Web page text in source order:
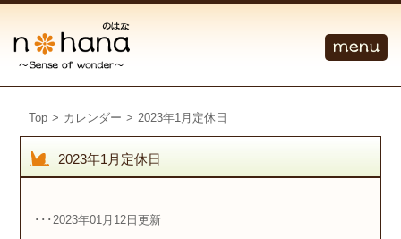
Top > カレンダー > 2023年1月定休日
2023年1月定休日
･･･2023年01月12日更新